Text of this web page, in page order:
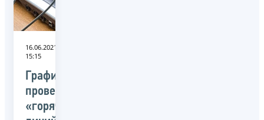
16.06.2021
15:15
График
проведения
«горячих